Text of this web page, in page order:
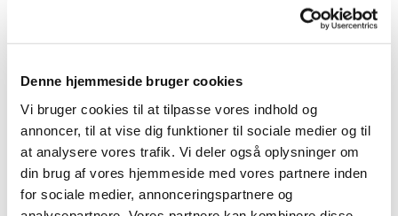
Denne hjemmeside bruger cookies
Vi bruger cookies til at tilpasse vores indhold og
annoncer, til at vise dig funktioner til sociale medier og til
at analysere vores trafik. Vi deler også oplysninger om
din brug af vores hjemmeside med vores partnere inden
for sociale medier, annonceringspartnere og
15 kr.
Denne tirsdag skal vi tale om "De fortabte sønner", 288
sider, af Sune Gylling Æbelø. Bogen kan afhentes fra 1.
november.